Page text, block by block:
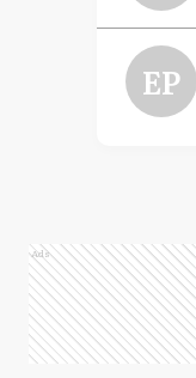
EP
Ads